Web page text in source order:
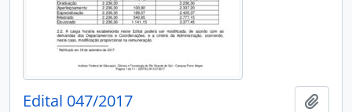
Edital 047/2017